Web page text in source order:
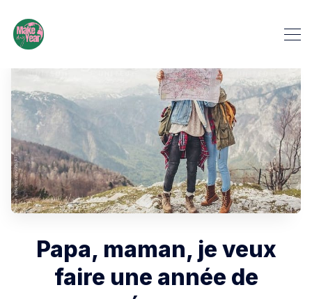
Papa, maman, je veux
faire une année de